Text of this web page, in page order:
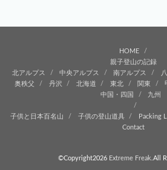
HOME
親子登山の記録
北アルプス
中央アルプス 南アルプス
奥秩父
丹沢 北海道 東北 関東
中国・四国
九州
子供と日本百名山 子供の登山道具 Packing
Contact
©Copyright2026 Extreme Freak .All